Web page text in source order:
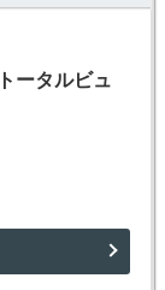
ータルビュ